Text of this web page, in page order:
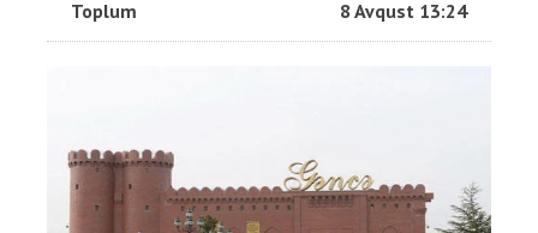
Toplum 8 Avqust 13:24